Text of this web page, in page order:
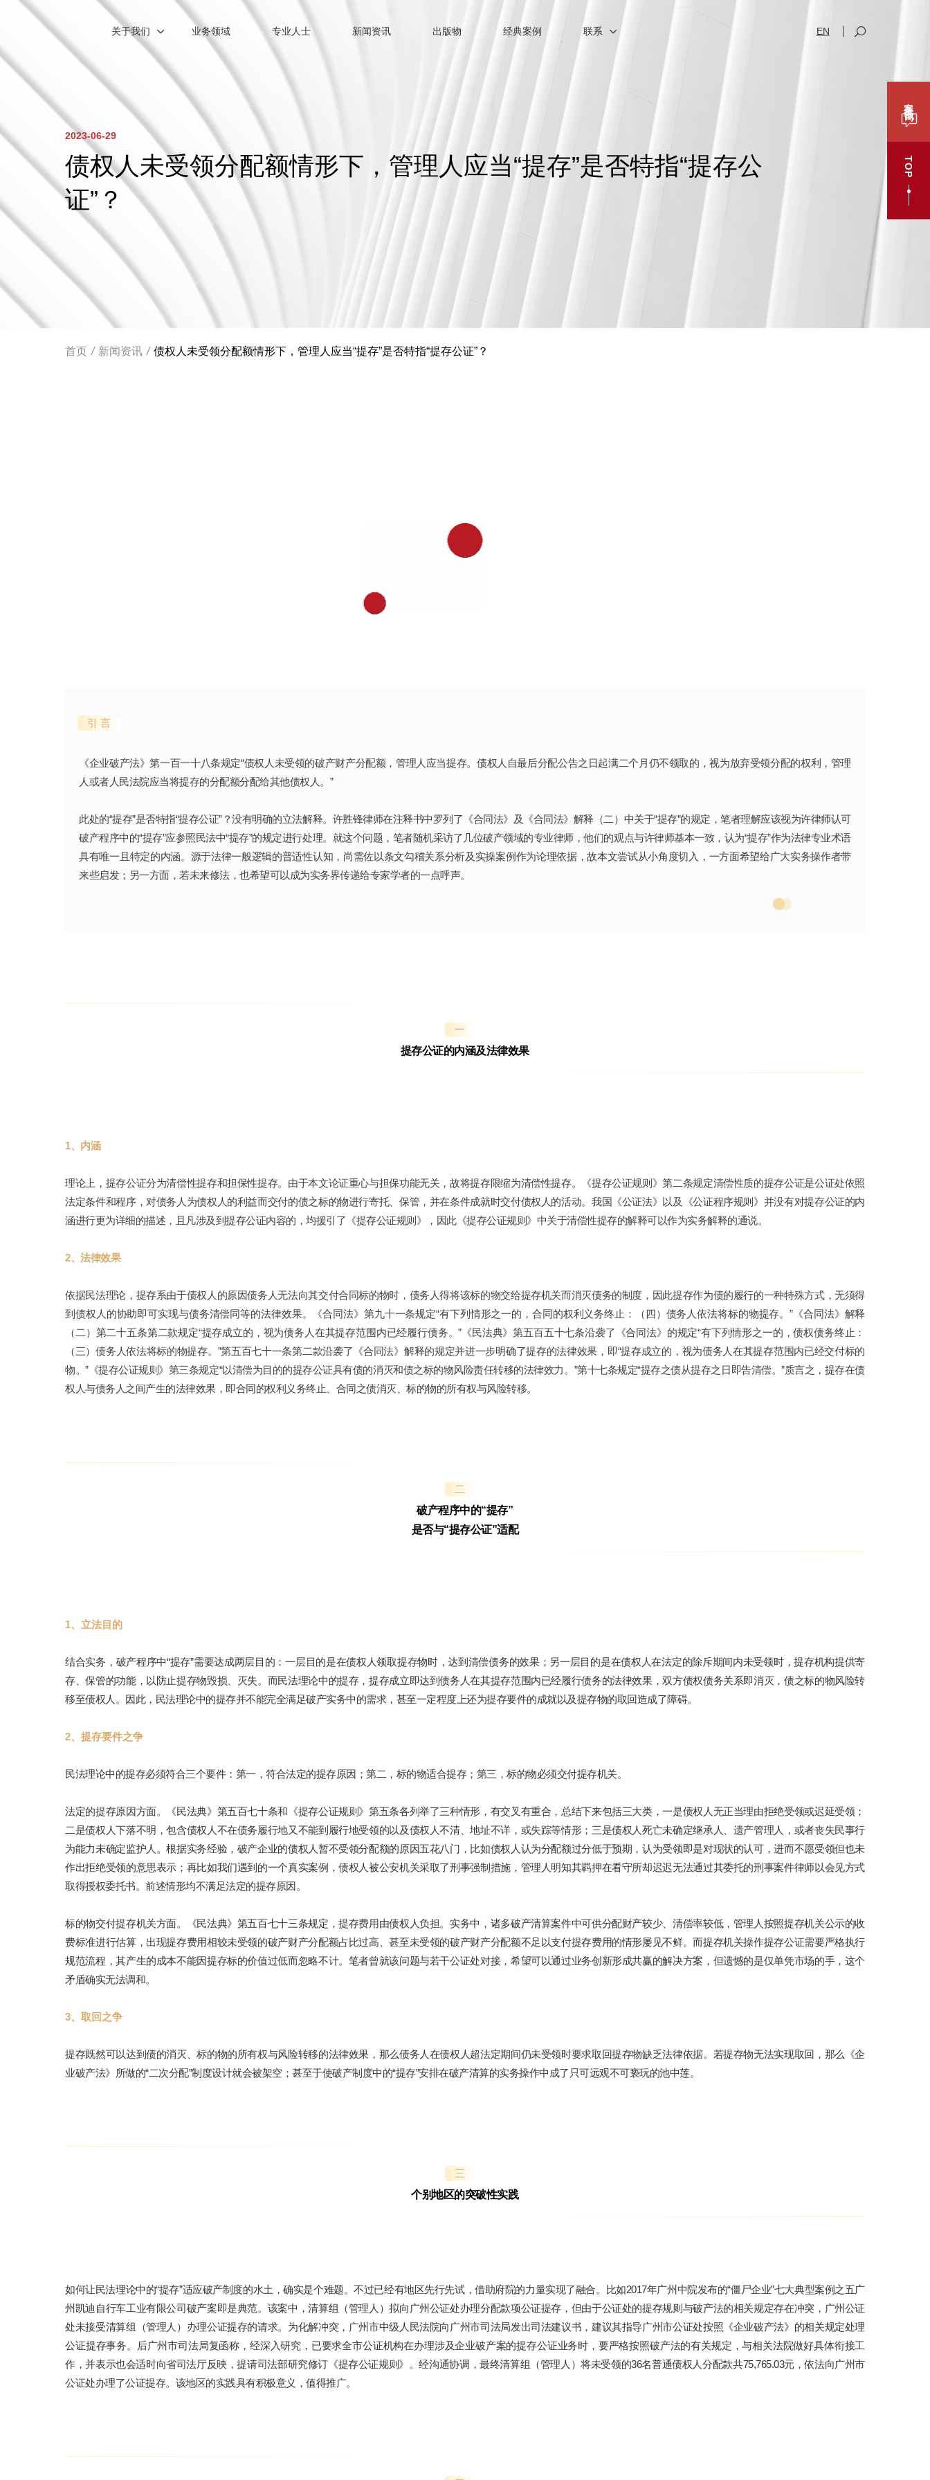
关于我们 业务领域 专业人士 新闻资讯 出版物 经典案例 联系 EN
TOP
2023-06-29
债权人未受领分配额情形下，管理人应当“提存”是否特指“提存公
证”？
首页 / 新闻资讯 / 债权人未受领分配额情形下，管理人应当“提存”是否特指“提存公证”？
引 言
《企业破产法》第一百一十八条规定“债权人未受领的破产财产分配额，管理人应当提存。债权人自最后分配公告之日起满二个月仍不领取的，视为放弃受领分配的权利，管理
人或者人民法院应当将提存的分配额分配给其他债权人。”
此处的“提存”是否特指“提存公证”？没有明确的立法解释。许胜锋律师在注释书中罗列了《合同法》及《合同法》解释（二）中关于“提存”的规定，笔者理解应该视为许律师认可
破产程序中的“提存”应参照民法中“提存”的规定进行处理。就这个问题，笔者随机采访了几位破产领域的专业律师，他们的观点与许律师基本一致，认为“提存”作为法律专业术语
具有唯一且特定的内涵。源于法律一般逻辑的普适性认知，尚需佐以条文勾稽关系分析及实操案例作为论理依据，故本文尝试从小角度切入，一方面希望给广大实务操作者带
来些启发；另一方面，若未来修法，也希望可以成为实务界传递给专家学者的一点呼声。
一
提存公证的内涵及法律效果
1、内涵
理论上，提存公证分为清偿性提存和担保性提存。由于本文论证重心与担保功能无关，故将提存限缩为清偿性提存。《提存公证规则》第二条规定清偿性质的提存公证是公证处依照
法定条件和程序，对债务人为债权人的利益而交付的债之标的物进行寄托、保管，并在条件成就时交付债权人的活动。我国《公证法》以及《公证程序规则》并没有对提存公证的内
涵进行更为详细的描述，且凡涉及到提存公证内容的，均援引了《提存公证规则》，因此《提存公证规则》中关于清偿性提存的解释可以作为实务解释的通说。
2、法律效果
依据民法理论，提存系由于债权人的原因债务人无法向其交付合同标的物时，债务人得将该标的物交给提存机关而消灭债务的制度，因此提存作为债的履行的一种特殊方式，无须得
到债权人的协助即可实现与债务清偿同等的法律效果。《合同法》第九十一条规定“有下列情形之一的，合同的权利义务终止：（四）债务人依法将标的物提存。”《合同法》解释
（二）第二十五条第二款规定“提存成立的，视为债务人在其提存范围内已经履行债务。”《民法典》第五百五十七条沿袭了《合同法》的规定“有下列情形之一的，债权债务终止：
（三）债务人依法将标的物提存。”第五百七十一条第二款沿袭了《合同法》解释的规定并进一步明确了提存的法律效果，即“提存成立的，视为债务人在其提存范围内已经交付标的
物。”《提存公证规则》第三条规定“以清偿为目的的提存公证具有债的消灭和债之标的物风险责任转移的法律效力。”第十七条规定“提存之债从提存之日即告清偿。”质言之，提存在债
权人与债务人之间产生的法律效果，即合同的权利义务终止、合同之债消灭、标的物的所有权与风险转移。
二
破产程序中的“提存”
是否与“提存公证”适配
1、立法目的
结合实务，破产程序中“提存”需要达成两层目的：一层目的是在债权人领取提存物时，达到清偿债务的效果；另一层目的是在债权人在法定的除斥期间内未受领时，提存机构提供寄
存、保管的功能，以防止提存物毁损、灭失。而民法理论中的提存，提存成立即达到债务人在其提存范围内已经履行债务的法律效果，双方债权债务关系即消灭，债之标的物风险转
移至债权人。因此，民法理论中的提存并不能完全满足破产实务中的需求，甚至一定程度上还为提存要件的成就以及提存物的取回造成了障碍。
2、提存要件之争
民法理论中的提存必须符合三个要件：第一，符合法定的提存原因；第二，标的物适合提存；第三，标的物必须交付提存机关。
法定的提存原因方面。《民法典》第五百七十条和《提存公证规则》第五条各列举了三种情形，有交叉有重合，总结下来包括三大类，一是债权人无正当理由拒绝受领或迟延受领；
二是债权人下落不明，包含债权人不在债务履行地又不能到履行地受领的以及债权人不清、地址不详，或失踪等情形；三是债权人死亡未确定继承人、遗产管理人，或者丧失民事行
为能力未确定监护人。根据实务经验，破产企业的债权人暂不受领分配额的原因五花八门，比如债权人认为分配额过分低于预期，认为受领即是对现状的认可，进而不愿受领但也未
作出拒绝受领的意思表示；再比如我们遇到的一个真实案例，债权人被公安机关采取了刑事强制措施，管理人明知其羁押在看守所却迟迟无法通过其委托的刑事案件律师以会见方式
取得授权委托书。前述情形均不满足法定的提存原因。
标的物交付提存机关方面。《民法典》第五百七十三条规定，提存费用由债权人负担。实务中，诸多破产清算案件中可供分配财产较少、清偿率较低，管理人按照提存机关公示的收
费标准进行估算，出现提存费用相较未受领的破产财产分配额占比过高、甚至未受领的破产财产分配额不足以支付提存费用的情形屡见不鲜。而提存机关操作提存公证需要严格执行
规范流程，其产生的成本不能因提存标的价值过低而忽略不计。笔者曾就该问题与若干公证处对接，希望可以通过业务创新形成共赢的解决方案，但遗憾的是仅单凭市场的手，这个
矛盾确实无法调和。
3、取回之争
提存既然可以达到债的消灭、标的物的所有权与风险转移的法律效果，那么债务人在债权人超法定期间仍未受领时要求取回提存物缺乏法律依据。若提存物无法实现取回，那么《企
业破产法》所做的“二次分配”制度设计就会被架空；甚至于使破产制度中的“提存”安排在破产清算的实务操作中成了只可远观不可亵玩的池中莲。
三
个别地区的突破性实践
如何让民法理论中的“提存”适应破产制度的水土，确实是个难题。不过已经有地区先行先试，借助府院的力量实现了融合。比如2017年广州中院发布的“僵尸企业”七大典型案例之五广
州凯迪自行车工业有限公司破产案即是典范。该案中，清算组（管理人）拟向广州公证处办理分配款项公证提存，但由于公证处的提存规则与破产法的相关规定存在冲突，广州公证
处未接受清算组（管理人）办理公证提存的请求。为化解冲突，广州市中级人民法院向广州市司法局发出司法建议书，建议其指导广州市公证处按照《企业破产法》的相关规定处理
公证提存事务。后广州市司法局复函称，经深入研究，已要求全市公证机构在办理涉及企业破产案的提存公证业务时，要严格按照破产法的有关规定，与相关法院做好具体衔接工
作，并表示也会适时向省司法厅反映，提请司法部研究修订《提存公证规则》。经沟通协调，最终清算组（管理人）将未受领的36名普通债权人分配款共75,765.03元，依法向广州市
公证处办理了公证提存。该地区的实践具有积极意义，值得推广。